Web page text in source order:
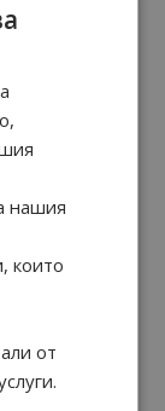
нашия
които
от